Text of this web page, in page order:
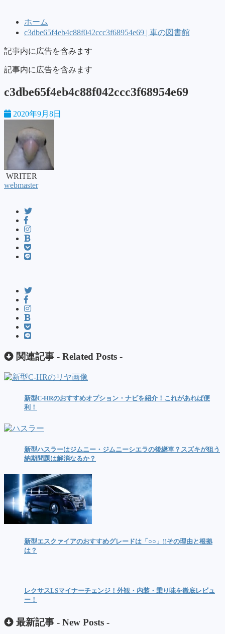
ホーム
c3dbe65f4eb4c88f042ccc3f68954e69 | 車の図書館
記事内に広告を含みます
記事内に広告を含みます
c3dbe65f4eb4c88f042ccc3f68954e69
2020年9月8日
WRITER
webmaster
関連記事 - Related Posts -
新型C-HRのおすすめオプション・ナビを紹介！これがあれば便
利！
新型ハスラーはジムニー・ジムニーシエラの後継車？スズキが狙う
納期問題は解消なるか？
新型エスクァイアのおすすめグレードは「○○」!!その理由と根拠
は？
レクサスLSマイナーチェンジ！外観・内装・乗り味を徹底レビュ
ー！
最新記事 - New Posts -